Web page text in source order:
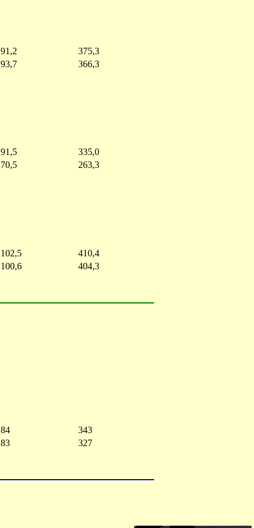
91,2
375,3
93,7 366,3
91,5
335,0
70,5 263,3
102,5
410,4
100,6 404,3
84
343
83 327